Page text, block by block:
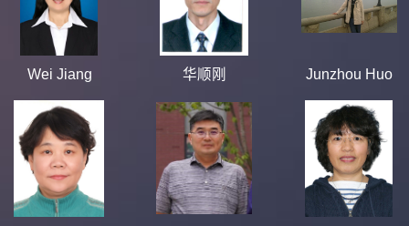
Wei Jiang Junzhou Huo
华顺刚